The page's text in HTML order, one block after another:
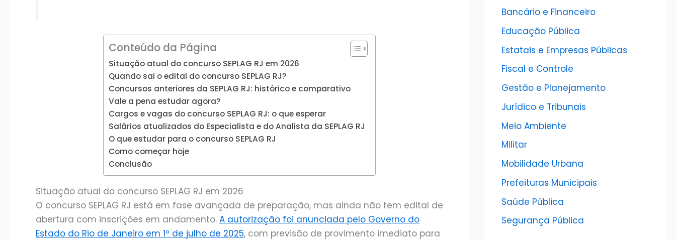
Conteúdo da Página
Situação atual do concurso SEPLAG RJ em 2026
Quando sai o edital do concurso SEPLAG RJ?
Concursos anteriores da SEPLAG RJ: histórico e comparativo
Vale a pena estudar agora?
Cargos e vagas do concurso SEPLAG RJ: o que esperar
Salários atualizados do Especialista e do Analista da SEPLAG RJ
O que estudar para o concurso SEPLAG RJ
Como começar hoje
Conclusão
Situação atual do concurso SEPLAG RJ em 2026
O concurso SEPLAG RJ está em fase avançada de preparação, mas ainda não tem edital de
abertura com inscrições em andamento. A autorização foi anunciada pelo Governo do
Estado do Rio de Janeiro em 1º de julho de 2025, com previsão de provimento imediato para
Bancário e Financeiro
Educação Pública
Estatais e Empresas Públicas
Fiscal e Controle
Gestão e Planejamento
Jurídico e Tribunais
Meio Ambiente
Militar
Mobilidade Urbana
Prefeituras Municipais
Saúde Pública
Segurança Pública